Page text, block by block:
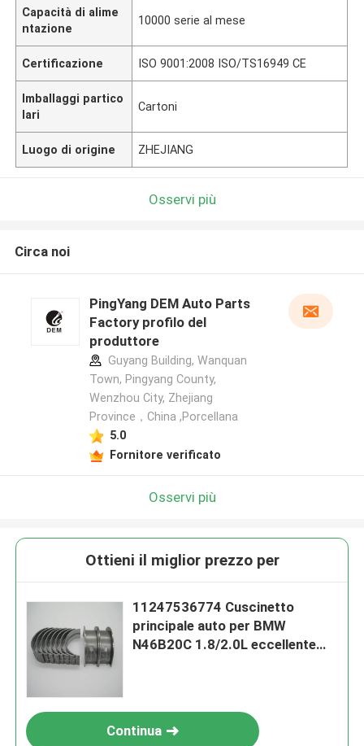
Capacità di alime
ntazione
10000 serie al mese
Certificazione ISO 9001:2008 ISO/TS16949 CE
Imballaggi partico
lari
Cartoni
Luogo di origine ZHEJIANG
Osservi più
Circa noi
PingYang DEM Auto Parts
Factory profilo del
produttore
Guyang Building, Wanquan
Town, Pingyang County,
Wenzhou City, Zhejiang
Province，China ,Porcellana
5.0
Fornitore verificato
Osservi più
Ottieni il miglior prezzo per
11247536774 Cuscinetto
principale auto per BMW
N46B20C 1.8/2.0L eccellente
Continua